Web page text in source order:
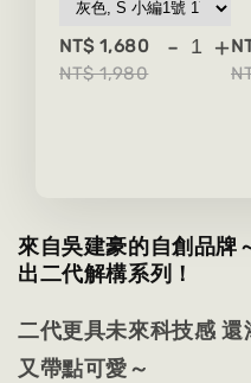
NT$ 1,680
NT$ 1,980
- +
來自吳建豪的自創品
出二代解構系列！
二代更具未來科技感
又帶點可愛～